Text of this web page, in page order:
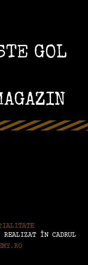
GOL
REALIZAT ÎN CADRUL